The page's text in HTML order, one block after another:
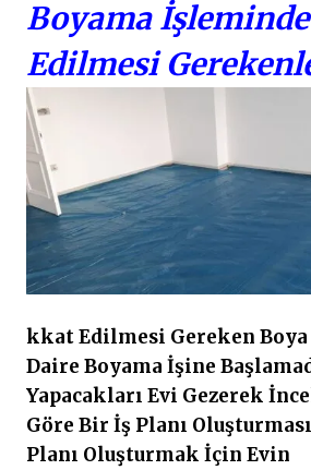
Boyama
Edilmesi
kkat Edilmesi Gereken Boya
Daire Boyama İşine
Yapacakları Evi Gezerek
Göre Bir İş Planı
Planı Oluşturmak İçin Evin